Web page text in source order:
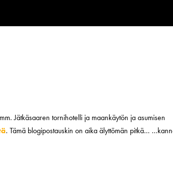
Jätkäsaaren tornihotelli ja maankäytön ja asumisen
. Tämä blogipostauskin on aika älyttömän pitkä…